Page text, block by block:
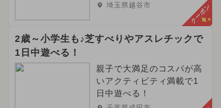
埼玉県越谷市 クーポン
2歳～小学生も♪芝すべりやアスレチックで
1日中遊べる！
親子で大満足のコスパが高
いアクティビティ満載で1
日中遊べる！